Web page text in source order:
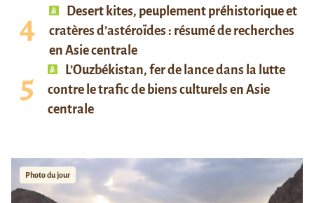
Desert kites, peuplement préhistorique et
cratères d’astéroïdes : résumé de recherches
en Asie centrale
L’Ouzbékistan, fer de lance dans la lutte
contre le trafic de biens culturels en Asie
centrale
Photo du jour